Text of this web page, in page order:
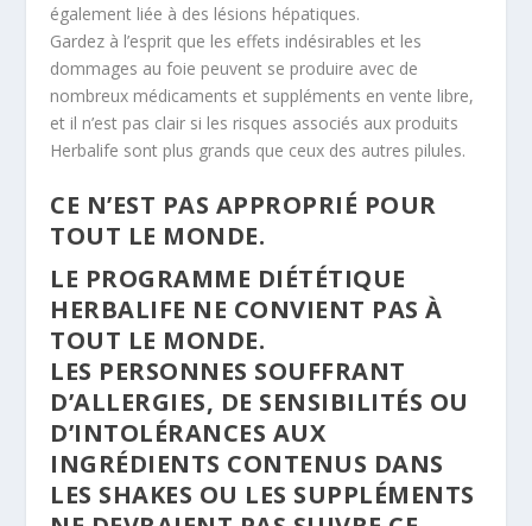
également liée à des lésions hépatiques.
Gardez à l’esprit que les effets indésirables et les
dommages au foie peuvent se produire avec de
nombreux médicaments et suppléments en vente libre,
et il n’est pas clair si les risques associés aux produits
Herbalife sont plus grands que ceux des autres pilules.
CE N’EST PAS APPROPRIÉ POUR
TOUT LE MONDE.
LE PROGRAMME DIÉTÉTIQUE
HERBALIFE NE CONVIENT PAS À
TOUT LE MONDE.
LES PERSONNES SOUFFRANT
D’ALLERGIES, DE SENSIBILITÉS OU
D’INTOLÉRANCES AUX
INGRÉDIENTS CONTENUS DANS
LES SHAKES OU LES SUPPLÉMENTS